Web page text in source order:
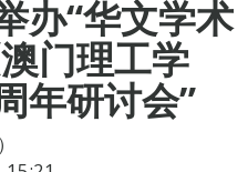
办“华文学术
门理工学
年研讨会”